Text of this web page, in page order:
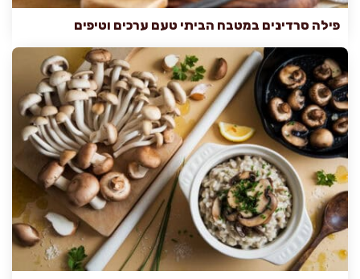
פילה סרדינים במטבח הביתי טעם ערכים וטיפים